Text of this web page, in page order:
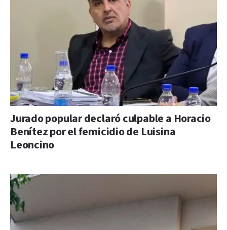
Jurado popular declaró culpable a Horacio
Benítez por el femicidio de Luisina
Leoncino